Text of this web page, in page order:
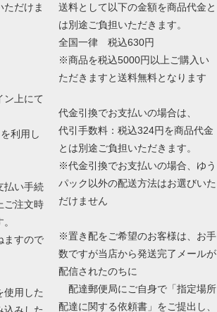
だけま
ン上にて
利用し
払い手続
ご注文時
ますので
使用した
込みした
送料として以下の金額を商品代金と
は別途ご負担いただきます。
全国一律 税込630円
※商品を税込5000円以上ご購入い
ただきますと送料無料となります
代金引換でお支払いの場合は、
代引手数料：税込324円を商品代金
とは別途ご負担いただきます。
※代金引換でお支払いの場合、ゆう
パック以外の配送方法はお選びいた
だけません
※置き配をご希望のお客様は、お手
数ですが当店から発送完了メールが
配信されたのちに
配達郵便局にご自身で「指定場所
配達に関する依頼書」をご提出し、